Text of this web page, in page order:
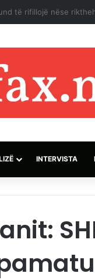
synojnë 5
INTERVISTA